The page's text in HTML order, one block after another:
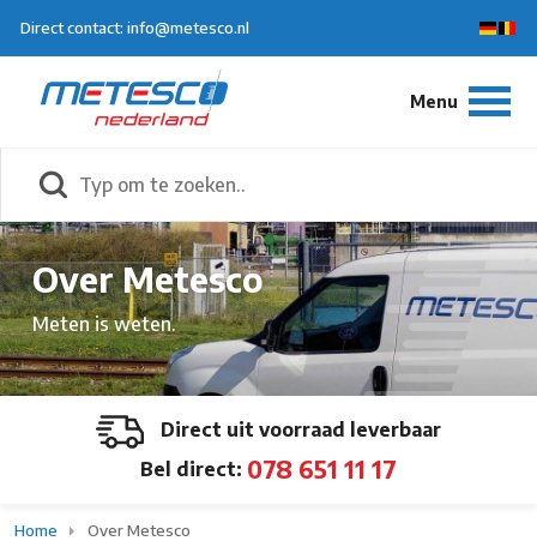
Direct contact: info@metesco.nl
Over Metesco
Meten is weten.
Direct uit voorraad leverbaar
Bel direct: 078 651 11 17
Home Over Metesco